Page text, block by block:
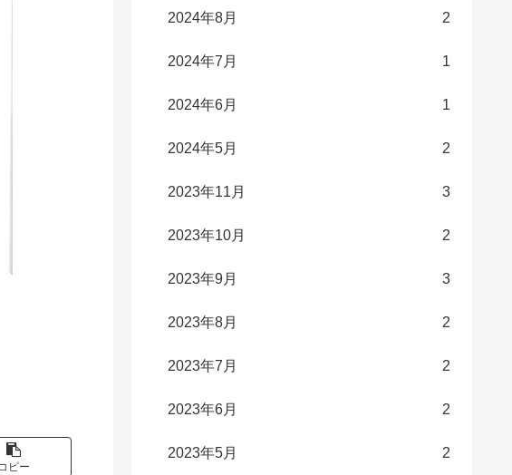
ピー
2024年8月 2
2024年7月 1
2024年6月 1
2024年5月 2
2023年11月 3
2023年10月 2
2023年9月 3
2023年8月 2
2023年7月 2
2023年6月 2
2023年5月 2